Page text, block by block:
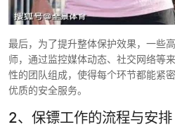
最后，为了提升整体保护效果，一些
师，通过监控媒体动态、社交网络等
性的团队组成，使得每个环节都能紧
优质的安全服务。
2、保镖工作的流程与安排